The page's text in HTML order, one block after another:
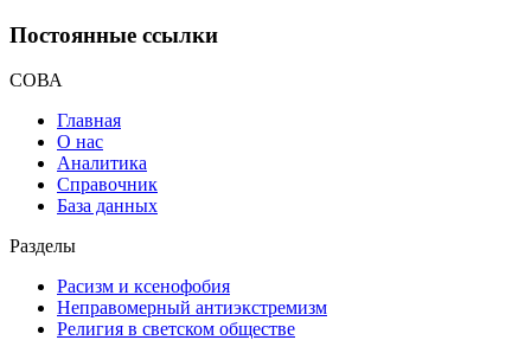
Постоянные ссылки
СОВА
Главная
О нас
Аналитика
Справочник
База данных
Разделы
Расизм и ксенофобия
Неправомерный антиэкстремизм
Религия в светском обществе